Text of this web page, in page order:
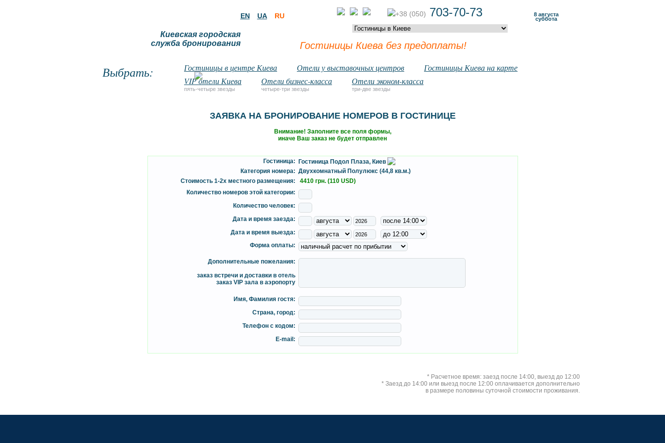
Киевская городская
служба бронирования
EN UA RU +38 (050) 703-70-73
Гостиницы Киева без предоплаты!
8 августа
суббота
Выбрать: Гостиницы в центре Киева Отели у выставочных центров
Гостиницы Киева на карте
VIP отели Киева
пять-четыре звезды
Отели бизнес-класса
четыре-три звезды
Отели эконом-класса
три-две звезды
ЗАЯВКА НА БРОНИРОВАНИЕ НОМЕРОВ В ГОСТИНИЦЕ
Внимание! Заполните все поля формы,
иначе Ваш заказ не будет отправлен
Гостиница: Гостиница Подол Плаза, Киев
Категория номера: Двухкомнатный Полулюкс (44,8 кв.м.)
Стоимость 1-2х местного размещения:
4410 грн. (110 USD)
Количество номеров этой категории:
Количество человек:
Дата и время заезда:
Дата и время выезда:
Форма оплаты:
Дополнительные пожелания:
заказ встречи и доставки в отель
заказ VIP зала в аэропорту
Имя, Фамилия гостя:
Страна, город:
Телефон с кодом:
E-mail:
* Расчетное время: заезд после 14:00, выезд до 12:00
* Заезд до 14:00 или выезд после 12:00 оплачивается дополнительно
в размере половины суточной стоимости проживания.